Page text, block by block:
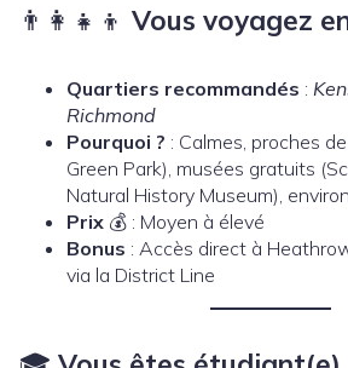
👨‍👩‍👧‍👦 Vous voyagez
Quartiers recommandés :
Richmond
Pourquoi ? : Calmes, proches
Green Park), musées gratuits
Natural History Museum),
Prix 💰 : Moyen à élevé
Bonus : Accès direct à
via la District Line